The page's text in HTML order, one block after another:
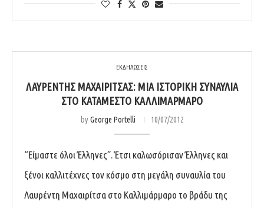
ΕΚΔΗΛΩΣΕΙΣ
ΛΑΥΡΈΝΤΗΣ ΜΑΧΑΙΡΊΤΣΑΣ: ΜΙΑ ΙΣΤΟΡΙΚΉ ΣΥΝΑΥΛΊΑ
ΣΤΟ ΚΑΤΆΜΕΣΤΟ ΚΑΛΛΙΜΆΡΜΑΡΟ
byGeorge Portelli 10/07/2012
“Είμαστε όλοι Έλληνες”. Έτσι καλωσόρισαν Έλληνες και
ξένοι καλλιτέχνες τον κόσμο στη μεγάλη συναυλία του
Λαυρέντη Μαχαιρίτσα στο Καλλιμάρμαρο το βράδυ της